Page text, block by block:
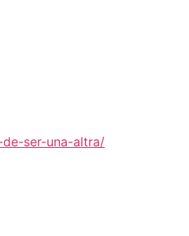
ser-una-altra/